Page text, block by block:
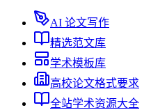
AI 论文写作
精选范文库
学术模板库
高校论文格式要求
全站学术资源大全